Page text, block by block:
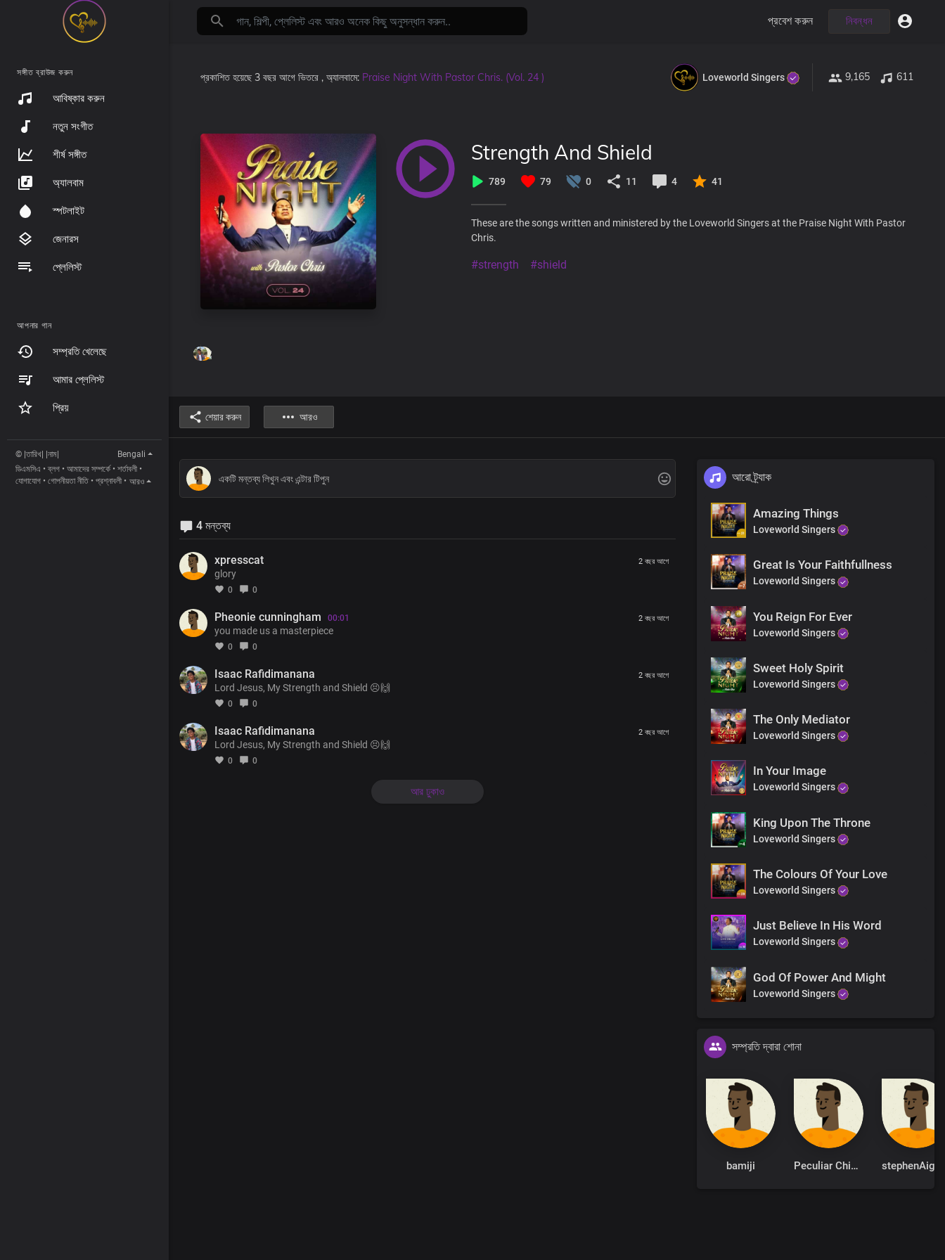
সঙ্গীত ব্রাউজ করুন
আবিষ্কার করুন
নতুন সংগীত
শীর্ষ সঙ্গীত
অ্যালবাম
স্পটলাইট
জেনারস
প্লেলিস্ট
আপনার গান
সম্প্রতি খেলেছে
আমার প্লেলিস্ট
প্রিয়
© |তারিখ| |নাম|
Bengali
ডিএমসিএ •ব্লগ • আমাদের সম্পর্কে • শর্তাবলী •
যোগাযোগ • গোপনীয়তা নীতি • প্রশ্নাবলী • আরও
প্রবেশ করুন নিবন্ধন
প্রকাশিত হয়েছে 3 বছর আগে ভিতরে , অ্যালবামে: Praise Night With Pastor Chris. (Vol. 24 ) Loveworld Singers 9,165 611
Strength And Shield
789 79 0 11 4 41
These are the songs written and ministered by the Loveworld Singers at the Praise Night With Pastor
Chris.
#strength #shield
শেয়ার করুন আরও
4 মন্তব্য
xpresscat
glory
0 0
2 বছর আগে
Pheonie cunningham 00:01
you made us a masterpiece
0 0
2 বছর আগে
Isaac Rafidimanana
Lord Jesus, My Strength and Shield 😣🙌
0 0
2 বছর আগে
Isaac Rafidimanana
Lord Jesus, My Strength and Shield 😣🙌
0 0
2 বছর আগে
আর ঢুকাও
আরো ট্র্যাক
Amazing Things
Loveworld Singers
Great Is Your Faithfullness
Loveworld Singers
You Reign For Ever
Loveworld Singers
Sweet Holy Spirit
Loveworld Singers
The Only Mediator
Loveworld Singers
In Your Image
Loveworld Singers
King Upon The Throne
Loveworld Singers
The Colours Of Your Love
Loveworld Singers
Just Believe In His Word
Loveworld Singers
God Of Power And Might
Loveworld Singers
সম্প্রতি দ্বারা শোনা
bamiji Peculiar Chinonso